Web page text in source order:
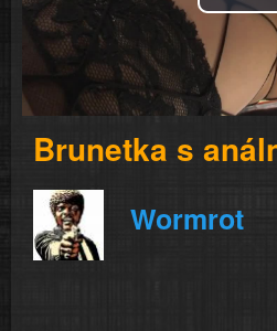
Brunetka s
Wormrot